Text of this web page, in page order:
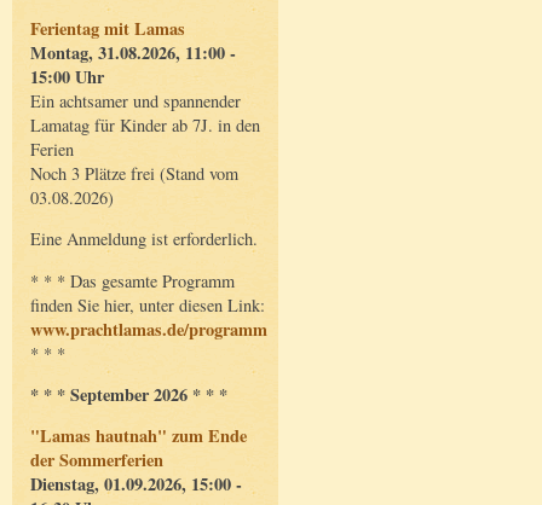
Ferientag mit Lamas
Montag, 31.08.2026, 11:00 -
15:00 Uhr
Ein achtsamer und spannender
Lamatag für Kinder ab 7J. in den
Ferien
Noch 3 Plätze frei (Stand vom
03.08.2026)
Eine Anmeldung ist erforderlich.
* * * Das gesamte Programm
finden Sie hier, unter diesen Link:
www.prachtlamas.de/programm
* * *
* * * September 2026 * * *
"Lamas hautnah" zum Ende
der Sommerferien
Dienstag, 01.09.2026, 15:00 -